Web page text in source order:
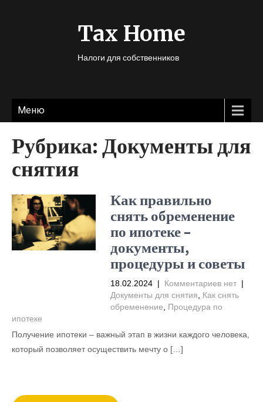
Tax Home
Налоги для собственников
Меню
Рубрика:Документы для
снятия
Как правильно
снять обременение
по ипотеке –
документы,
процедуры и советы
18.02.2024 | Комментариев нет |
Документы для снятия
Как снять
обременение
Процедура по
ипотеке
Получение ипотеки – важный этап в жизни каждого человека,
который позволяет осуществить мечту о […]